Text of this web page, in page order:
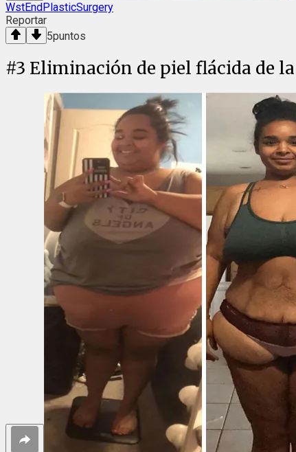
WstEndPlasticSurgery
Reportar
5puntos
#3 Eliminación de piel flácida de